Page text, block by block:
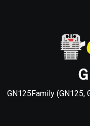
GN125Family (GN125,